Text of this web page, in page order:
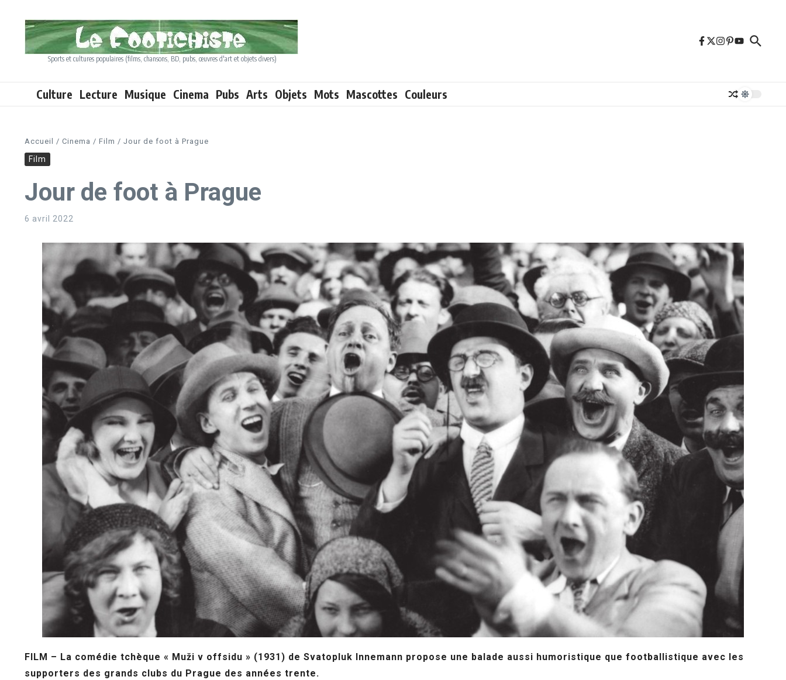
Sports et cultures populaires (films, chansons, BD, pubs, œuvres d'art et objets divers)
Culture Lecture Musique Cinema Pubs Arts Objets Mots Mascottes Couleurs
Accueil / Cinema / Film / Jour de foot à Prague
Film
Jour de foot à Prague
6 avril 2022
FILM – La comédie tchèque « Muži v offsidu » (1931) de Svatopluk Innemann propose une balade aussi humoristique que footballistique avec les
supporters des grands clubs du Prague des années trente.